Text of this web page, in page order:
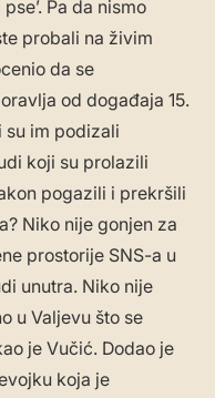
Pa da nismo
probali na živim
da se
od događaja 15.
su im podizali
koji su prolazili
pogazili i prekršili
Niko nije gonjen za
prostorije SNS-a u
unutra. Niko nije
u Valjevu što se
je Vučić. Dodao je
koja je